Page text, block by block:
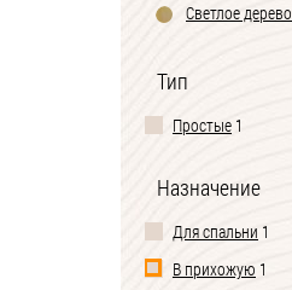
Светлое дерево
Тип
Простые 1
Назначение
Для спальни 1
В прихожую 1